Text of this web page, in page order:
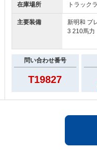
在庫場所 トラック
主要装備
新明和 プレス式
3 210馬力
問い合わせ番号
T19827